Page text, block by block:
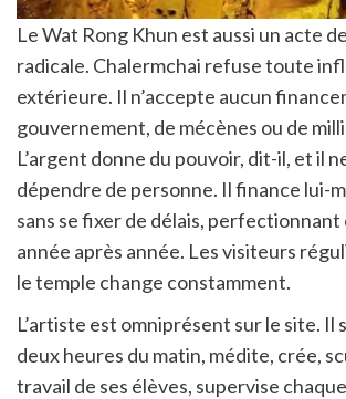
Le Wat Rong Khun est aussi un acte
radicale. Chalermchai refuse toute
extérieure. Il n’accepte aucun
gouvernement, de mécènes ou de
L’argent donne du pouvoir, dit-il, et il
dépendre de personne. Il finance lui-
sans se fixer de délais,
année après année. Les visiteurs
le temple change constamment.
L’artiste est omniprésent sur le site. Il
deux heures du matin, médite, crée,
travail de ses élèves, supervise